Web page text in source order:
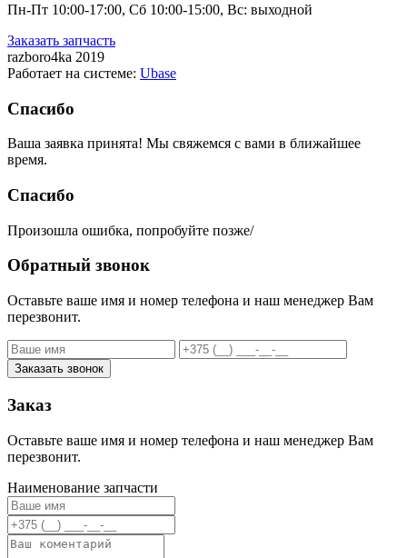
Пн-Пт 10:00-17:00, Сб 10:00-15:00, Вс: выходной
Заказать запчасть
razboro4ka 2019
Работает на системе: Ubase
Спасибо
Ваша заявка принята! Мы свяжемся с вами в ближайшее
время.
Спасибо
Произошла ошибка, попробуйте позже/
Обратный звонок
Оставьте ваше имя и номер телефона и наш менеджер Вам
перезвонит.
Заказать звонок
Заказ
Оставьте ваше имя и номер телефона и наш менеджер Вам
перезвонит.
Наименование запчасти